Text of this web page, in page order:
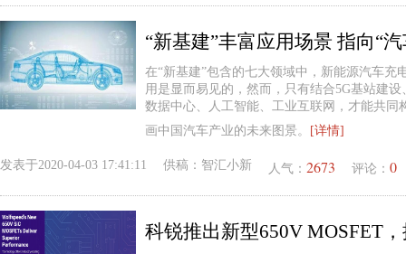
“新基建”丰富应用场景 指向“
在“新基建”包含的七大领域中，新能源汽车充
用是显而易见的，然而，只有结合5G基站建
数据中心、人工智能、工业互联网，才能共同
画中国汽车产业的未来图景。
[详情]
发表于2020-04-03 17:41:11 供稿： 智汇小新 人气： 2673 评论： 0